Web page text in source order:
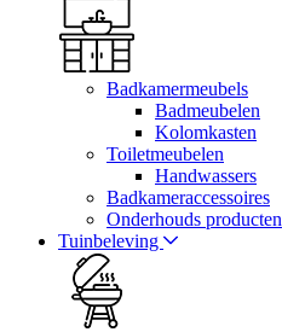
Badkamermeubels
Badmeubelen
Kolomkasten
Toiletmeubelen
Handwassers
Badkameraccessoires
Onderhouds producten
Tuinbeleving